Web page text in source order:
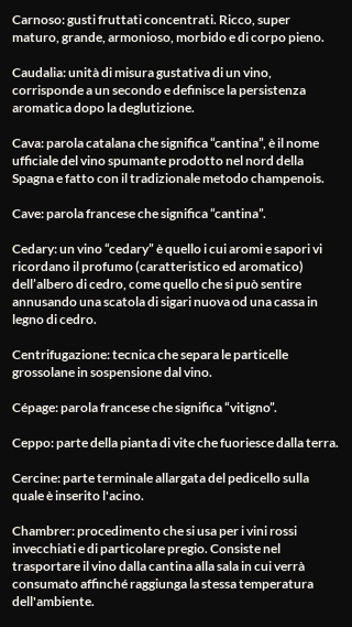
Carnoso: gusti fruttati concentrati. Ricco, super
maturo, grande, armonioso, morbido e di corpo pieno.
Caudalia: unità di misura gustativa di un vino,
corrisponde a un secondo e definisce la persistenza
aromatica dopo la deglutizione.
Cava: parola catalana che significa “cantina”, è il nome
ufficiale del vino spumante prodotto nel nord della
Spagna e fatto con il tradizionale metodo champenois.
Cave: parola francese che significa “cantina”.
Cedary: un vino “cedary” è quello i cui aromi e sapori vi
ricordano il profumo (caratteristico ed aromatico)
dell’albero di cedro, come quello che si può sentire
annusando una scatola di sigari nuova od una cassa in
legno di cedro.
Centrifugazione: tecnica che separa le particelle
grossolane in sospensione dal vino.
Cépage: parola francese che significa “vitigno”.
Ceppo: parte della pianta di vite che fuoriesce dalla terra.
Cercine: parte terminale allargata del pedicello sulla
quale è inserito l'acino.
Chambrer: procedimento che si usa per i vini rossi
invecchiati e di particolare pregio. Consiste nel
trasportare il vino dalla cantina alla sala in cui verrà
consumato affinché raggiunga la stessa temperatura
dell'ambiente.